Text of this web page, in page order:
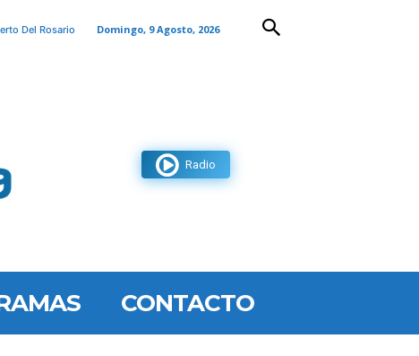
Del Rosario Domingo, 9 Agosto, 2026
Radio
CONTACTO